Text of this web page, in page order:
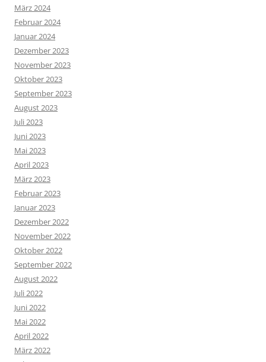
März 2024
Februar 2024
Januar 2024
Dezember 2023
November 2023
Oktober 2023
September 2023
August 2023
Juli 2023
Juni 2023
Mai 2023
April 2023
März 2023
Februar 2023
Januar 2023
Dezember 2022
November 2022
Oktober 2022
September 2022
August 2022
Juli 2022
Juni 2022
Mai 2022
April 2022
März 2022